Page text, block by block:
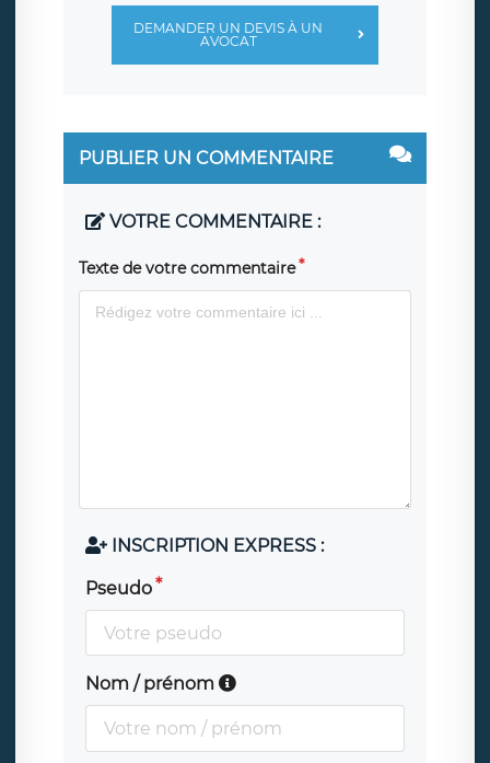
DEMANDER UN DEVIS À UN
AVOCAT
PUBLIER UN COMMENTAIRE
VOTRE COMMENTAIRE :
Texte de votre commentaire
INSCRIPTION EXPRESS :
Pseudo
Nom / prénom